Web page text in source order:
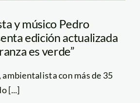
y músico Pedro
edición actualizada
es verde”
ambientalista con más de 35
[...]